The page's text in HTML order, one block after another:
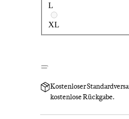
L
XL
Kostenloser
kostenlose Rückgabe.